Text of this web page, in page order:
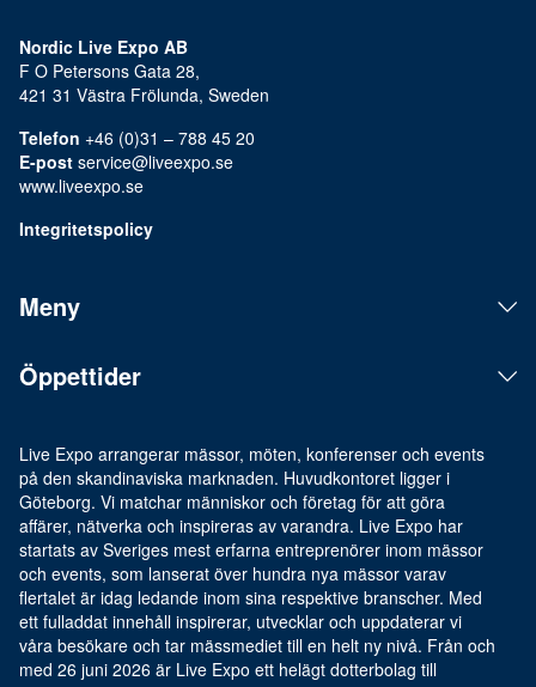
Nordic Live Expo AB
F O Petersons Gata 28,
421 31 Västra Frölunda, Sweden
Telefon +46 (0)31 – 788 45 20
E-post service@liveexpo.se
www.liveexpo.se
Integritetspolicy
Meny
Öppettider
Live Expo arrangerar mässor, möten, konferenser och events
på den skandinaviska marknaden. Huvudkontoret ligger i
Göteborg. Vi matchar människor och företag för att göra
affärer, nätverka och inspireras av varandra. Live Expo har
startats av Sveriges mest erfarna entreprenörer inom mässor
och events, som lanserat över hundra nya mässor varav
flertalet är idag ledande inom sina respektive branscher. Med
ett fulladdat innehåll inspirerar, utvecklar och uppdaterar vi
våra besökare och tar mässmediet till en helt ny nivå. Från och
med 26 juni 2026 är Live Expo ett helägt dotterbolag till